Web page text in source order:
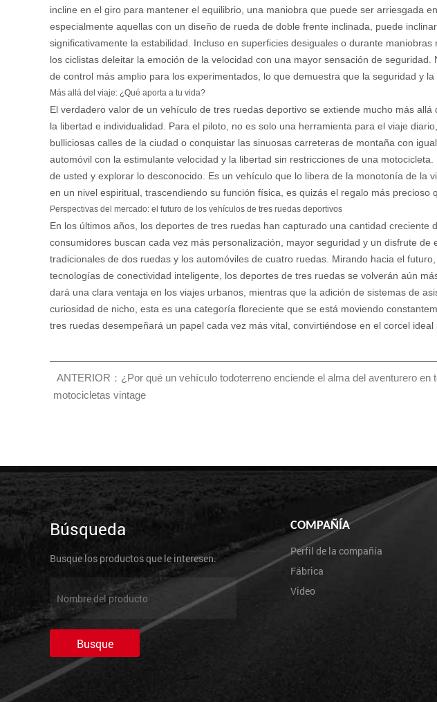
incline en el giro para mantener el equilibrio, una maniobra que puede ser arriesgada
especialmente aquellas con un diseño de rueda de doble frente inclinada, puede
significativamente la estabilidad. Incluso en superficies desiguales o durante
los ciclistas deleitar la emoción de la velocidad con una mayor sensación de
de control más amplio para los experimentados, lo que demuestra que la seguridad y
Más allá del viaje: ¿Qué aporta a tu vida?
El verdadero valor de un vehículo de tres ruedas deportivo se extiende mucho más
la libertad e individualidad. Para el piloto, no es solo una herramienta para el viaje
bulliciosas calles de la ciudad o conquistar las sinuosas carreteras de montaña con
automóvil con la estimulante velocidad y la libertad sin restricciones de una
de usted y explorar lo desconocido. Es un vehículo que lo libera de la monotonía de
en un nivel espiritual, trascendiendo su función física, es quizás el regalo más
Perspectivas del mercado: el futuro de los vehículos de tres ruedas deportivos
En los últimos años, los deportes de tres ruedas han capturado una cantidad
consumidores buscan cada vez más personalización, mayor seguridad y un disfrute
tradicionales de dos ruedas y los automóviles de cuatro ruedas. Mirando hacia el
tecnologías de conectividad inteligente, los deportes de tres ruedas se volverán aún
dará una clara ventaja en los viajes urbanos, mientras que la adición de sistemas de
curiosidad de nicho, esta es una categoría floreciente que se está moviendo
tres ruedas desempeñará un papel cada vez más vital, convirtiéndose en el corcel
ANTERIOR：¿Por qué un vehículo todoterreno enciende el alma del aventurero en
motocicletas vintage
Búsqueda
Busque los productos que le interesen.
COMPAÑÍA
Perfil de la compañía
Fábrica
Video